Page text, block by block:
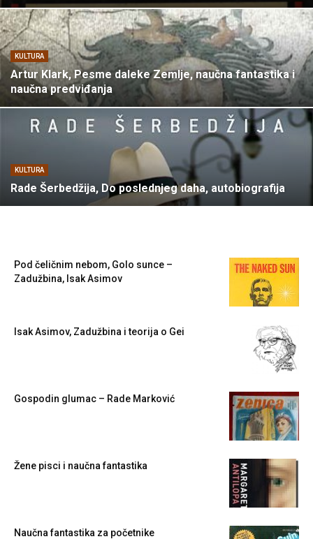
KULTURA
Artur Klark, Pesme daleke Zemlje, naučna fantastika i
naučna predviđanja
KULTURA
Rade Šerbedžija, Do poslednjeg daha, autobiografija
Pod čeličnim nebom, Golo sunce –
Zadužbina, Isak Asimov
Isak Asimov, Zadužbina i teorija o Gei
Gospodin glumac – Rade Marković
Žene pisci i naučna fantastika
Naučna fantastika za početnike